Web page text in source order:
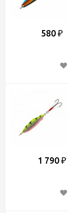
580 ₽
1 790 ₽